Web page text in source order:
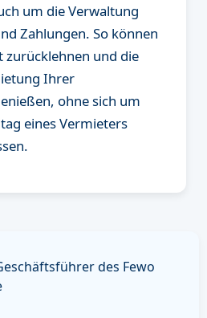
um die Verwaltung
Zahlungen. So können
zurücklehnen und die
Ihrer
ohne sich um
eines Vermieters